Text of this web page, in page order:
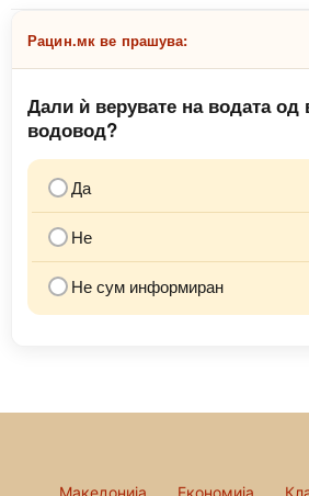
Рацин.мк ве прашува:
Дали ѝ верувате на водата од
водовод?
Да
Не
Не сум информиран